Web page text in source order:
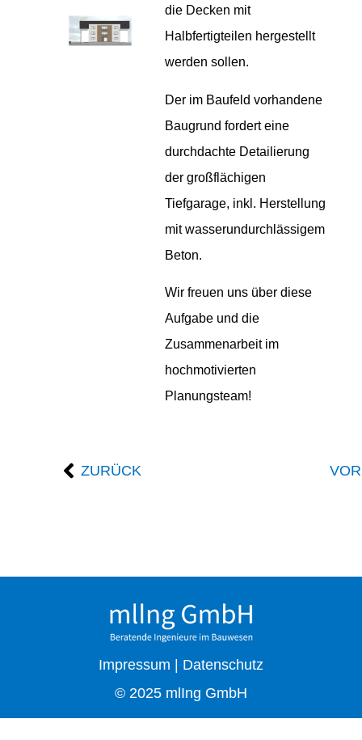
die Decken mit
Halbfertigteilen hergestellt
werden sollen.
Der im Baufeld vorhandene
Baugrund fordert eine
durchdachte Detailierung
der großflächigen
Tiefgarage, inkl. Herstellung
mit wasserundurchlässigem
Beton.
Wir freuen uns über diese
Aufgabe und die
Zusammenarbeit im
hochmotivierten
Planungsteam!
ZURÜCK VOR
Impressum | Datenschutz
© 2025 mlIng GmbH